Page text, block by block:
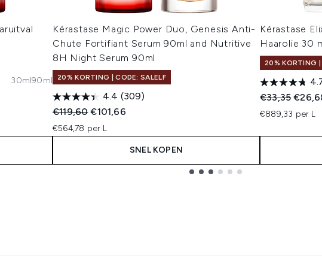
30ml90ml
Kérastase Magic Power Duo, Genesis Anti-
Chute Fortifiant Serum 90ml and Nutritive
8H Night Serum 90ml
20% KORTING | CODE: SALELF
4.4 (309)
Recommended Retail Price:
€119,60Huidige prijs:
€101,66
€564,78 per L
SNEL KOPEN
Kérastase
Haarolie 30
20% KORTING |
€33,35
€889,33 per L